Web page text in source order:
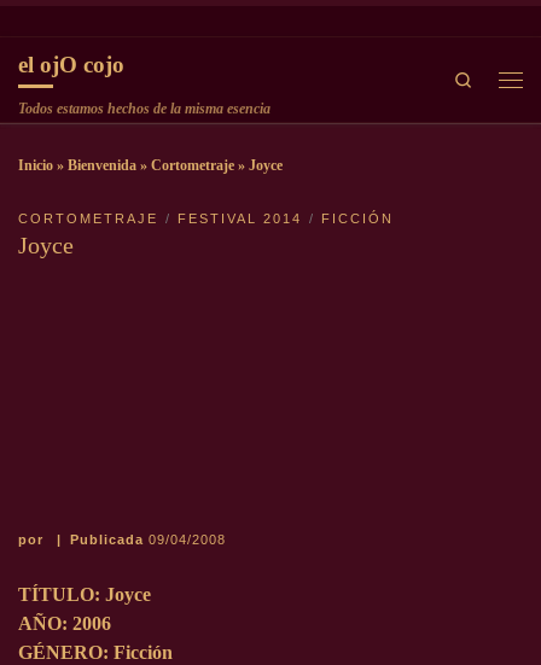
el ojO cojo
Todos estamos hechos de la misma esencia
Search
Inicio » Bienvenida » Cortometraje » Joyce
CORTOMETRAJE FESTIVAL 2014 FICCIÓN
Joyce
por | Publicada 09/04/2008
TÍTULO: Joyce
AÑO: 2006
GÉNERO: Ficción